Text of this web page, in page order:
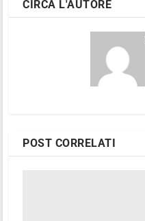
CIRCA L'AUTORE
POST CORRELATI